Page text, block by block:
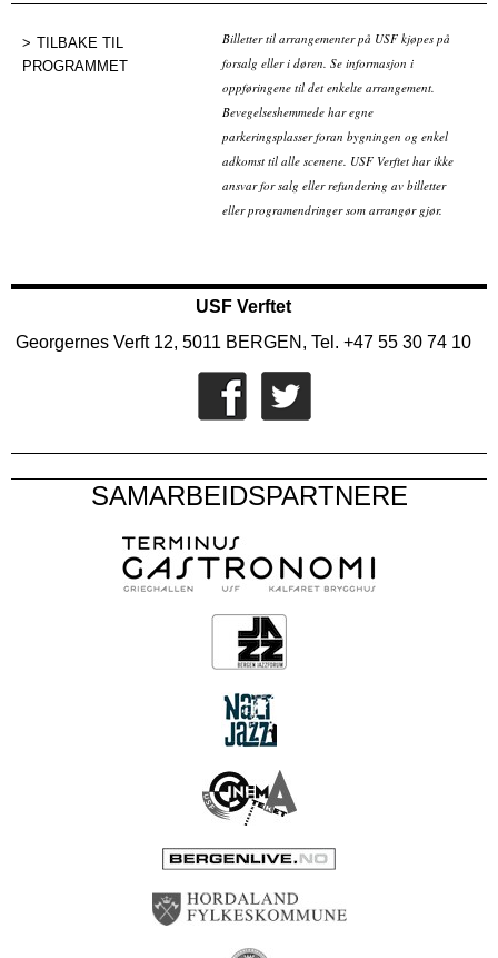
TILBAKE TIL
PROGRAMMET
Billetter til arrangementer på USF kjøpes på
forsalg eller i døren. Se informasjon i
oppføringene til det enkelte arrangement.
Bevegelseshemmede har egne
parkeringsplasser foran bygningen og enkel
adkomst til alle scenene. USF Verftet har ikke
ansvar for salg eller refundering av billetter
eller programendringer som arrangør gjør.
USF Verftet
Georgernes Verft 12, 5011 BERGEN, Tel. +47 55 30 74 10
SAMARBEIDSPARTNERE